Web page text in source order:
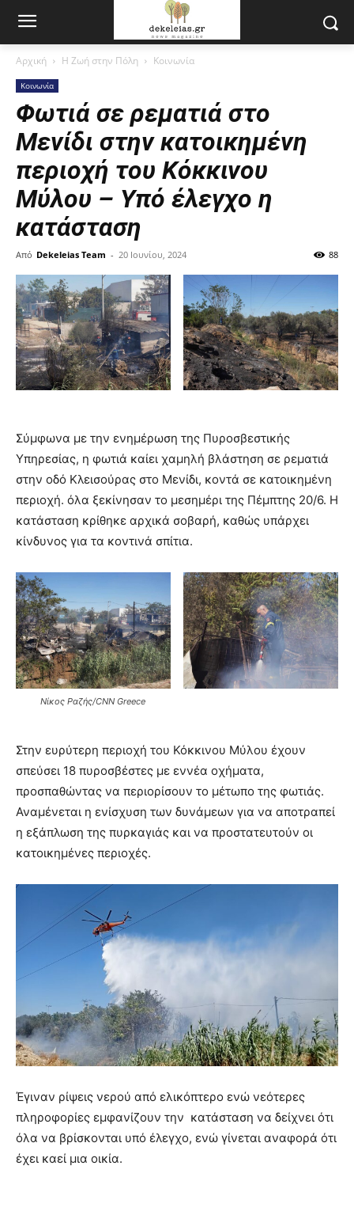
Αρχική Η Ζωή στην Πόλη Κοινωνία
Κοινωνία
Φωτιά σε ρεματιά στο
Μενίδι στην κατοικημένη
περιοχή του Κόκκινου
Μύλου – Υπό έλεγχο η
κατάσταση
Από Dekeleias Team - 20 Ιουνίου, 2024 88
Σύμφωνα με την ενημέρωση της Πυροσβεστικής
Υπηρεσίας, η φωτιά καίει χαμηλή βλάστηση σε ρεματιά
στην οδό Κλεισούρας στο Μενίδι, κοντά σε κατοικημένη
περιοχή. όλα ξεκίνησαν το μεσημέρι της Πέμπτης 20/6. Η
κατάσταση κρίθηκε αρχικά σοβαρή, καθώς υπάρχει
κίνδυνος για τα κοντινά σπίτια.
Νίκος Ραζής/CNN Greece
Στην ευρύτερη περιοχή του Κόκκινου Μύλου έχουν
σπεύσει 18 πυροσβέστες με εννέα οχήματα,
προσπαθώντας να περιορίσουν το μέτωπο της φωτιάς.
Αναμένεται η ενίσχυση των δυνάμεων για να αποτραπεί
η εξάπλωση της πυρκαγιάς και να προστατευτούν οι
κατοικημένες περιοχές.
Έγιναν ρίψεις νερού από ελικόπτερο ενώ νεότερες
πληροφορίες εμφανίζουν την κατάσταση να δείχνει ότι
όλα να βρίσκονται υπό έλεγχο, ενώ γίνεται αναφορά ότι
έχει καεί μια οικία.